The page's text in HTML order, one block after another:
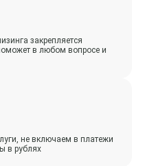
закрепляется
в любом вопросе и
не включаем в платежи
в рублях